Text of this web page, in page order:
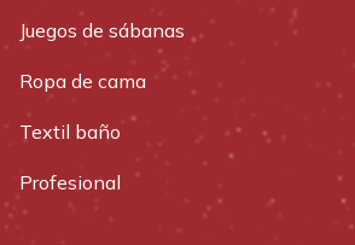
Juegos de sábanas
Ropa de cama
Textil baño
Profesional